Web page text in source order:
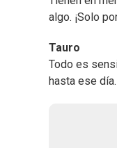
algo. ¡Solo
Tauro
Todo es
hasta ese día.